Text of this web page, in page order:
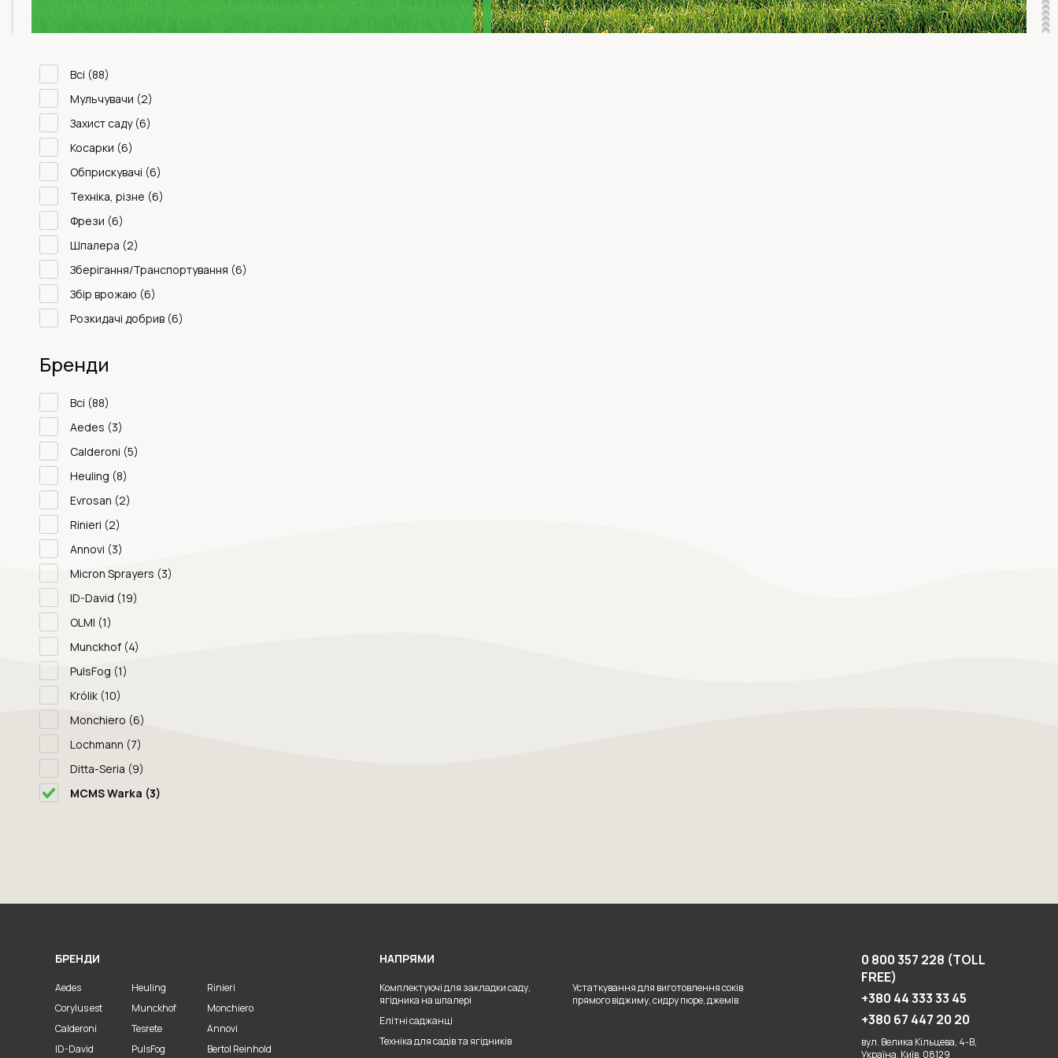
Всі (88)
Мульчувачи (2)
Захист саду (6)
Косарки (6)
Обприскувачі (6)
Техніка, різне (6)
Фрези (6)
Шпалера (2)
Зберігання/Транспортування (6)
Збір врожаю (6)
Розкидачі добрив (6)
Бренди
Всі (88)
Aedes (3)
Calderoni (5)
Heuling (8)
Evrosan (2)
Rinieri (2)
Annovi (3)
Micron Sprayers (3)
ID-David (19)
OLMI (1)
Munckhof (4)
PulsFog (1)
Królik (10)
Monchiero (6)
Lochmann (7)
Ditta-Seria (9)
MCMS Warka (3)
БРЕНДИ
Aedes
Corylus est
Calderoni
ID-David
Heuling
Munckhof
Tesrete
PulsFog
Rinieri
Monchiero
Annovi
Bertol Reinhold
НАПРЯМИ
Комплектуючі для закладки саду,
ягідника на шпалері
Елітні саджанці
Техніка для садів та ягідників
Устаткування для виготовлення соків
прямого віджиму, сидру пюре, джемів
0 800 357 228 (TOLL
FREE)
+380 44 333 33 45
+380 67 447 20 20
вул. Велика Кільцева, 4-В,
Україна, Київ, 08129